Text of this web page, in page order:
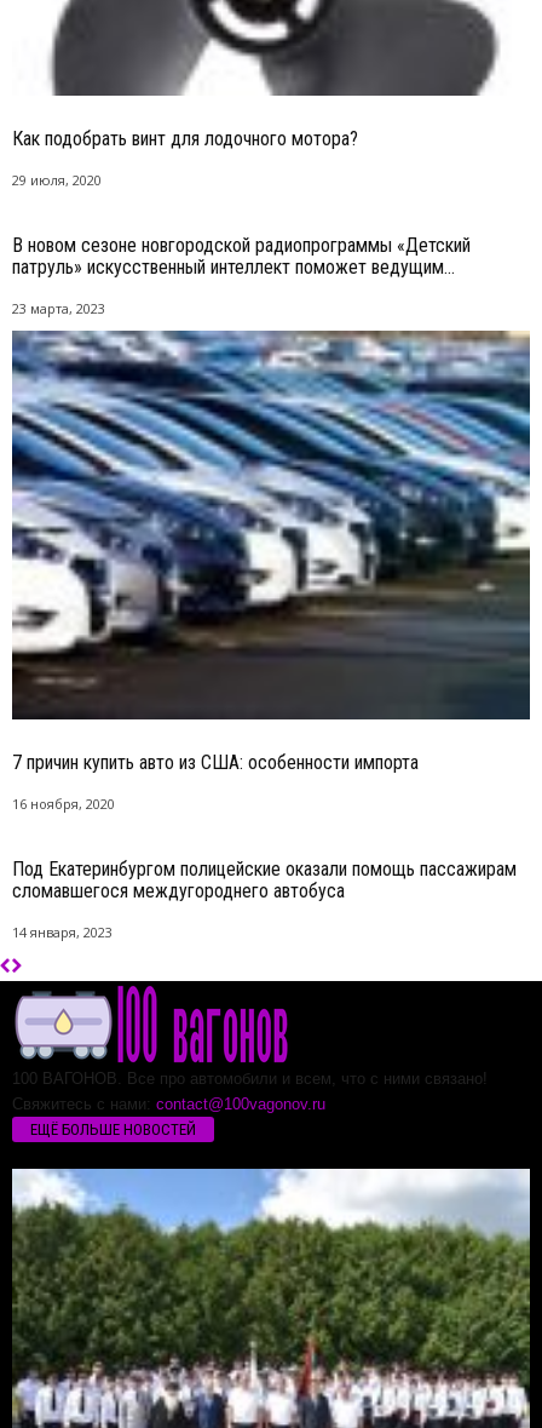
Как подобрать винт для лодочного мотора?
29 июля, 2020
В новом сезоне новгородской радиопрограммы «Детский
патруль» искусственный интеллект поможет ведущим...
23 марта, 2023
7 причин купить авто из США: особенности импорта
16 ноября, 2020
Под Екатеринбургом полицейские оказали помощь пассажирам
сломавшегося междугороднего автобуса
14 января, 2023
100 ВАГОНОВ. Все про автомобили и всем, что с ними связано!
Свяжитесь с нами: contact@100vagonov.ru
ЕЩЁ БОЛЬШЕ НОВОСТЕЙ